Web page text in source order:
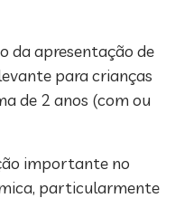
da apresentação de
para crianças
de 2 anos (com ou
importante no
particularmente